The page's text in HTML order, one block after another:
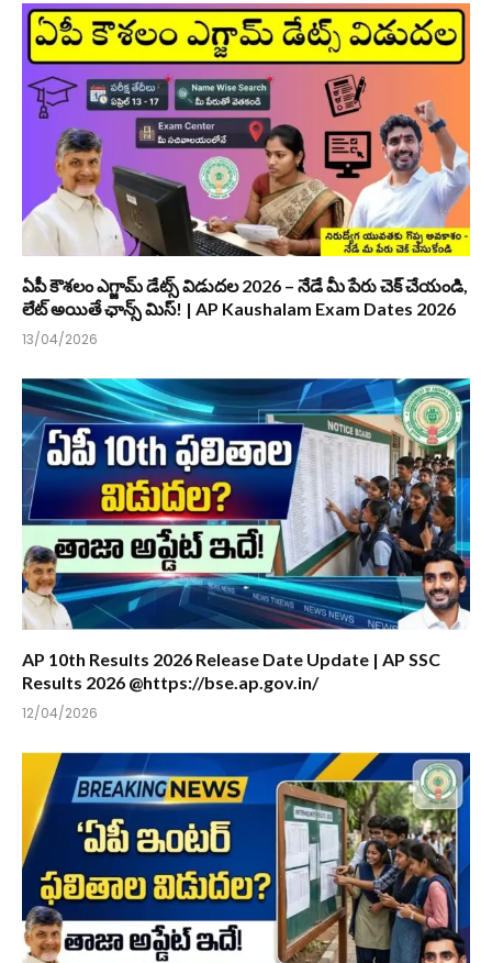
ఏపీ కౌశలం ఎగ్జామ్ డేట్స్ విడుదల 2026 – నేడే మీ పేరు చెక్ చేయండి,
లేట్ అయితే ఛాన్స్ మిస్! | AP Kaushalam Exam Dates 2026
13/04/2026
AP 10th Results 2026 Release Date Update | AP SSC
Results 2026 @https://bse.ap.gov.in/
12/04/2026